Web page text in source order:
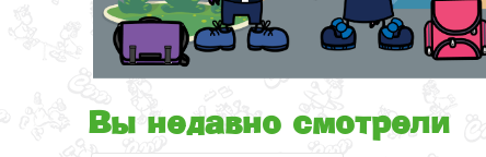
Вы недавно смотрели